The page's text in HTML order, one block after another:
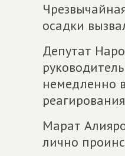
осадки
Депутат
немедленно
Марат
лично